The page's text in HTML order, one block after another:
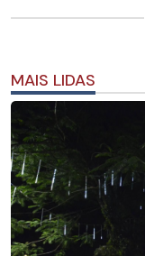
MAIS LIDAS